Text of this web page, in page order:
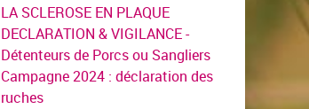
LA SCLEROSE EN PLAQUE
DECLARATION & VIGILANCE -
Détenteurs de Porcs ou Sangliers
Campagne 2024 : déclaration des
ruches